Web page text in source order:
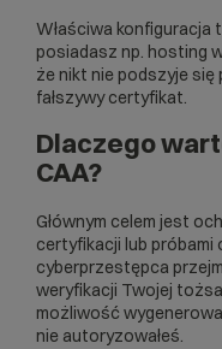
Właściwa konfiguracja
posiadasz np. hosting
że nikt nie podszyje się
fałszywy certyfikat.
Dlaczego
CAA?
Głównym celem jest
certyfikacji lub próbami
cyberprzestępca
weryfikacji Twojej
możliwość
nie autoryzowałeś.